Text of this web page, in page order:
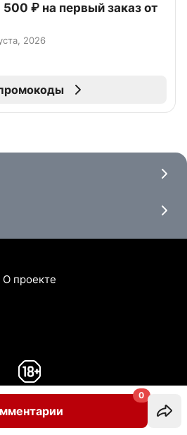
0
₽ на первый заказ от
2026
О проекте